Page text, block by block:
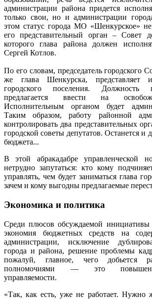
администрации района придется
только свои, но и администрации
этом статус города МО «Шенкурское» не
его представительный орган – Совет
которого глава района должен
Сергей Котлов.
По его словам, председатель городского
же глава Шенкурска, представляет
городского поселения. Должность
предлагается ввести на
Исполнительным органом будет
Таким образом, работу районной
контролировать два представительных
городской советы депутатов. Останется
бюджета...
В этой абракадабре управленческой
нетрудно запутаться: кто кому
управлять, чем будет заниматься глава
зачем и кому выгодны предлагаемые
Экономика и политика
Среди плюсов обсуждаемой инициативы
экономия бюджетных средств на
администрации, исключение
города и района, решение проблемы
пожалуй, главное, чего добьется
полномочиями — это
управляемости.
«Так, как есть, уже не работает. Нужно